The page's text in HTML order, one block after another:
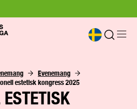
Evenemang
estetisk kongress 2025